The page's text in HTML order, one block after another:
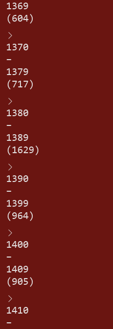
1369
(604)
1370
–
1379
(717)
1380
–
1389
(1629)
1390
–
1399
(964)
1400
–
1409
(905)
1410
–